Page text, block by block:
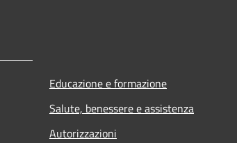
Educazione e formazione
Salute, benessere e assistenza
Autorizzazioni